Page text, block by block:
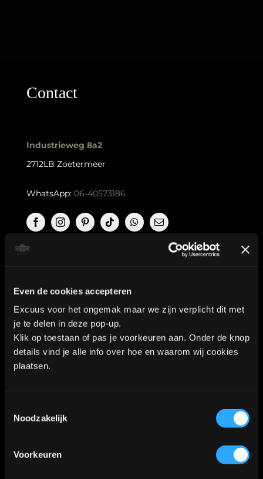
Even de cookies accepteren
Excuus voor het ongemak maar we zijn verplicht dit met
je te delen in deze pop-up.
Klik op toestaan of pas je voorkeuren aan. Onder de knop
details vind je alle info over hoe en waarom wij cookies
plaatsen.
Noodzakelijk
Voorkeuren
Contact
Industrieweg 8a2
2712LB Zoetermeer
WhatsApp: 06-40573186
KVK nummer: 90552571 | BTW nummer: NL002036941B22 |
Algemene voorwaarden|Privacy Policy
Kaart